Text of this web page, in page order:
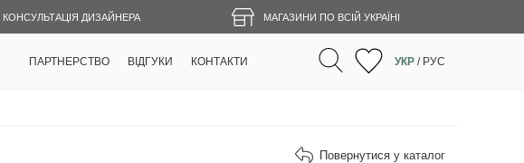
КОНСУЛЬТАЦІЯ ДИЗАЙНЕРА МАГАЗИНИ ПО ВСІЙ УКРАЇНІ
ПАРТНЕРСТВО ВІДГУКИ КОНТАКТИ УКР / РУС
Повернутися у каталог